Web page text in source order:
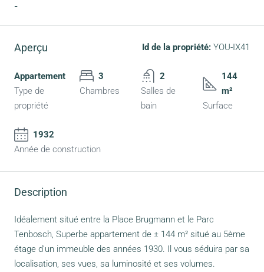
-
Aperçu Id de la propriété: YOU-IX41
Appartement
Type de
propriété
3
Chambres
2
Salles de
bain
144
m²
Surface
1932
Année de construction
Description
Idéalement situé entre la Place Brugmann et le Parc
Tenbosch, Superbe appartement de ± 144 m² situé au 5ème
étage d’un immeuble des années 1930. Il vous séduira par sa
localisation, ses vues, sa luminosité et ses volumes.